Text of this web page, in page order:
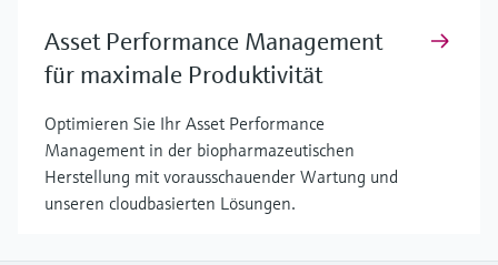
Asset Performance Management
für maximale Produktivität
Optimieren Sie Ihr Asset Performance
Management in der biopharmazeutischen
Herstellung mit vorausschauender Wartung und
unseren cloudbasierten Lösungen.